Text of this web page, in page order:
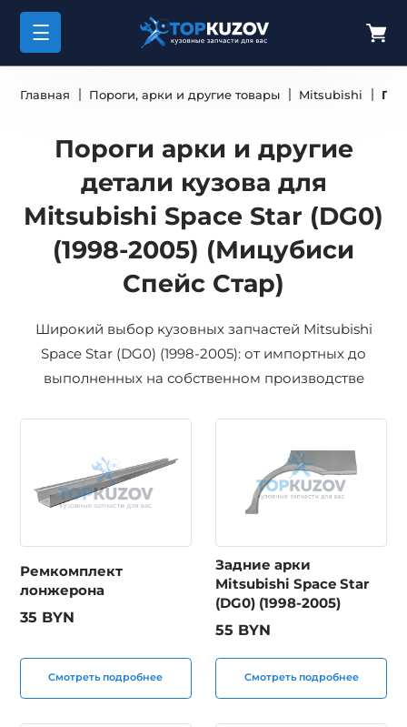
Главная Пороги, арки и другие товары Mitsubishi
Пороги арки и другие
детали кузова для
Mitsubishi Space Star (DG0)
(1998-2005) (Мицубиси
Спейс Стар)
Широкий выбор кузовных запчастей Mitsubishi
Space Star (DG0) (1998-2005): от импортных до
выполненных на собственном производстве
Ремкомплект
лонжерона
35 BYN
Смотреть подробнее
Задние арки
Mitsubishi Space Star
(DG0) (1998-2005)
55 BYN
Смотреть подробнее